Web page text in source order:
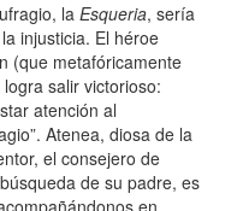
la Esqueria, sería
injusticia. El héroe
(que metafóricamente
salir victorioso:
atención al
Atenea, diosa de la
el consejero de
de su padre, es
en